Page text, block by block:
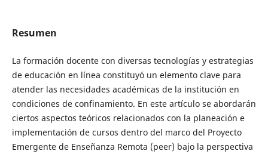
Resumen
La formación docente con diversas tecnologías y estrategias
de educación en línea constituyó un elemento clave para
atender las necesidades académicas de la institución en
condiciones de confinamiento. En este artículo se abordarán
ciertos aspectos teóricos relacionados con la planeación e
implementación de cursos dentro del marco del Proyecto
Emergente de Enseñanza Remota (peer) bajo la perspectiva